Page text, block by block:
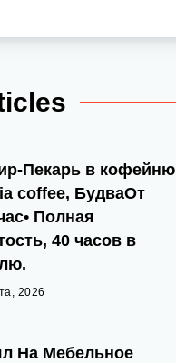
Пекарь в кофейню
coffee, БудваОт
Полная
40 часов в
2026
На Мебельное